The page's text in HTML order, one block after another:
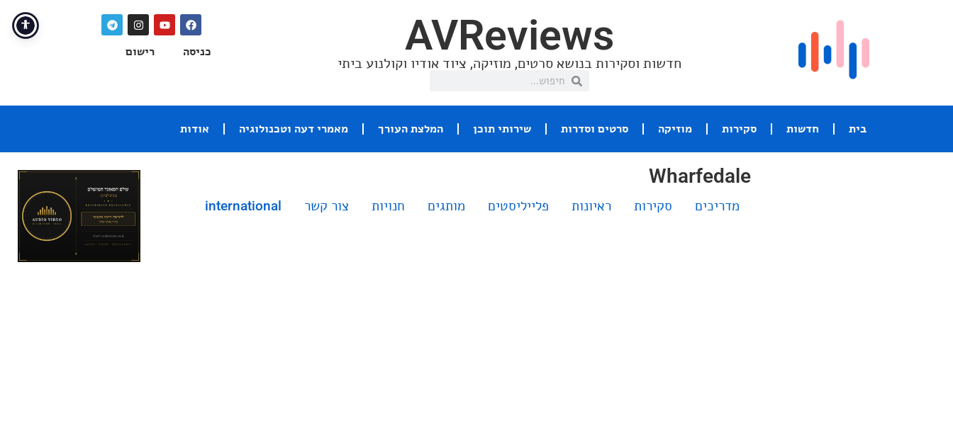
AVReviews
חדשות וסקירות בנושא סרטים, מוזיקה, ציוד אודיו וקולנוע ביתי
כניסה רישום
בית חדשות סקירות מוזיקה סרטים וסדרות שירותי תוכן המלצת העורך מאמרי דעה וטכנולוגיה אודות
Wharfedale
מדריכים סקירות ראיונות פלייליסטים מותגים חנויות צור קשר international